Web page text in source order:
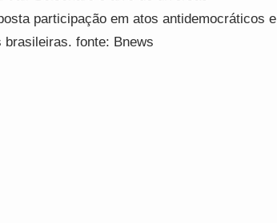
participação em atos antidemocráticos e
fonte: Bnews